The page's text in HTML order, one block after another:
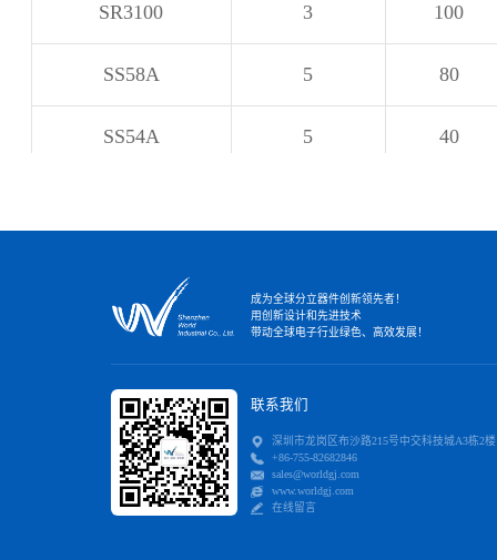
SR3100 3 100
SS58A 5 80
SS54A 5 40
SS5200AF 5
SS54B
SS5150B 5 150
SS510B 5
成为全球分立器件创新领先者！
用创新设计和先进技术
带动全球电子行业绿色、高效发展！
联系我们
深圳市龙岗区布沙路215号中交科技城A3栋2楼
+86-755-82682846
sales@worldgj.com
www.worldgj.com
在线留言